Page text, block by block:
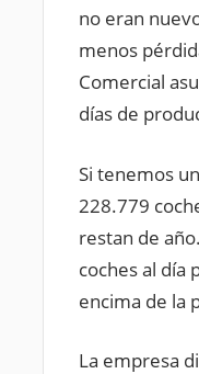
no eran
menos
Comercial
días de
Si tenemos
228.779
restan de
coches al día
encima de la
La empresa